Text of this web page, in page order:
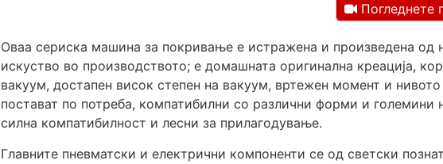
Погледнете
Оваа сериска машина за покривање е истражена и произведена од
искуство во производството; е домашната оригинална креација,
вакуум, достапен висок степен на вакуум, вртежен момент и
постават по потреба, компатибилни со различни форми и
силна компатибилност и лесни за прилагодување.
Главните пневматски и електрични компоненти се од светски